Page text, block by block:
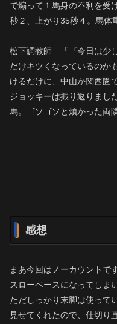
で煽って１馬身の不利を受
秒２、上がり35秒４。馬体
松下調教師 「『今日は少
だけキツくなっているのか
けるだけに、中山か関西圏
ジョッキーは振り返りまし
馬。ゴソゴソと煩かった両
感想
まあ今回はノーカウントで
スローペースになってしま
ただしっかり末脚は使って
見せてくれたので、仕切り